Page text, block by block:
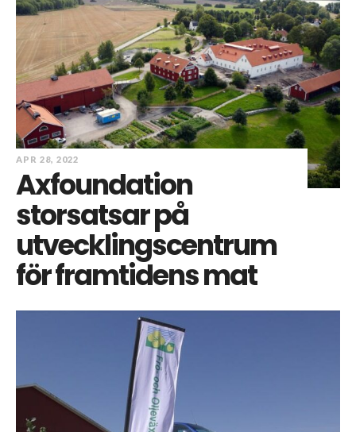
APR 28, 2022
Axfoundation
storsatsar på
utvecklingscentrum
för framtidens mat